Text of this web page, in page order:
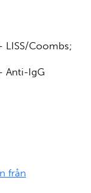
Coombs;
Anti-IgG
från